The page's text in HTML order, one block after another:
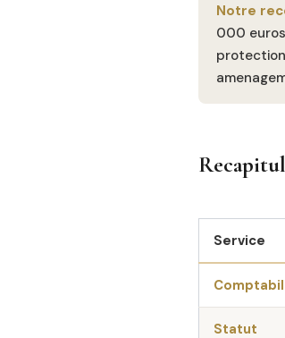
Notre
000
Service
Statut